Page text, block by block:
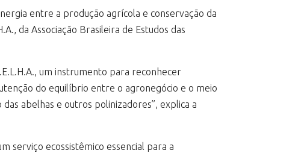
entre a produção agrícola e conservação da
da Associação Brasileira de Estudos das
um instrumento para reconhecer
do equilíbrio entre o agronegócio e o meio
abelhas e outros polinizadores”, explica a
serviço ecossistêmico essencial para a